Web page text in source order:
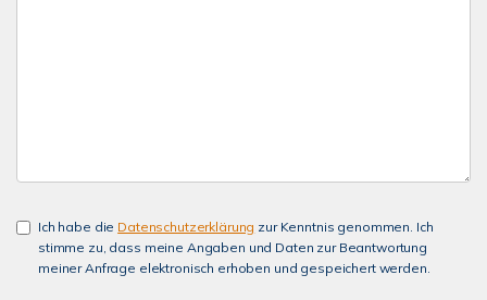
Ich habe die Datenschutzerklärung zur Kenntnis genommen. Ich
stimme zu, dass meine Angaben und Daten zur Beantwortung
meiner Anfrage elektronisch erhoben und gespeichert werden.